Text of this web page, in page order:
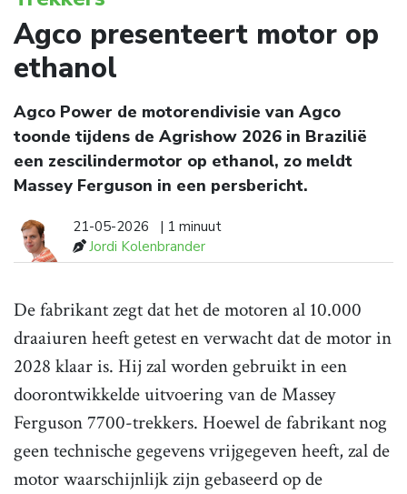
Agco presenteert motor op
ethanol
Agco Power de motorendivisie van Agco
toonde tijdens de Agrishow 2026 in Brazilië
een zescilindermotor op ethanol, zo meldt
Massey Ferguson in een persbericht.
21-05-2026
| 1 minuut
Jordi Kolenbrander
De fabrikant zegt dat het de motoren al 10.000
draaiuren heeft getest en verwacht dat de motor in
2028 klaar is. Hij zal worden gebruikt in een
doorontwikkelde uitvoering van de Massey
Ferguson 7700-trekkers. Hoewel de fabrikant nog
geen technische gegevens vrijgegeven heeft, zal de
motor waarschijnlijk zijn gebaseerd op de